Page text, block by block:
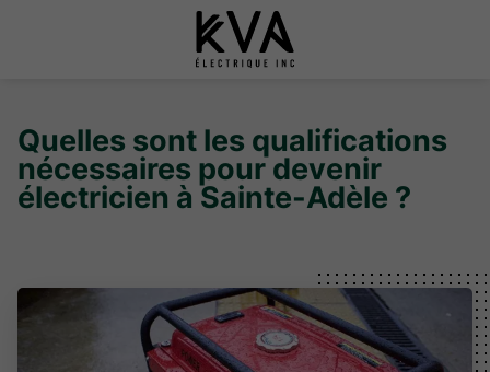
Quelles sont les qualifications
nécessaires pour devenir
électricien à Sainte-Adèle ?